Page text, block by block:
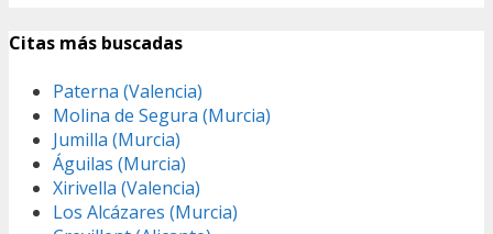
Citas más buscadas
Paterna (Valencia)
Molina de Segura (Murcia)
Jumilla (Murcia)
Águilas (Murcia)
Xirivella (Valencia)
Los Alcázares (Murcia)